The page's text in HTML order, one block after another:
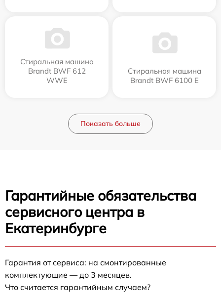
Стиральная машина
Brandt BWF 612
WWE
Стиральная машина
Brandt BWF 6100 E
Показать больше
Гарантийные обязательства
сервисного центра в
Екатеринбурге
Гарантия от сервиса: на смонтированные
комплектующие — до 3 месяцев.
Что считается гарантийным случаем?